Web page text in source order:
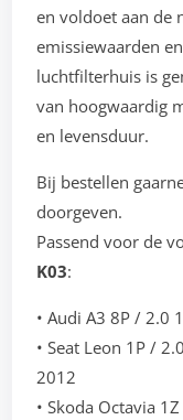
en voldoet aan de
emissiewaarden
luchtfilterhuis is
van hoogwaardig
en levensduur.
Bij bestellen
doorgeven.
Passend voor de
K03:
• Audi A3 8P / 2.0
• Seat Leon 1P /
2012
• Skoda Octavia